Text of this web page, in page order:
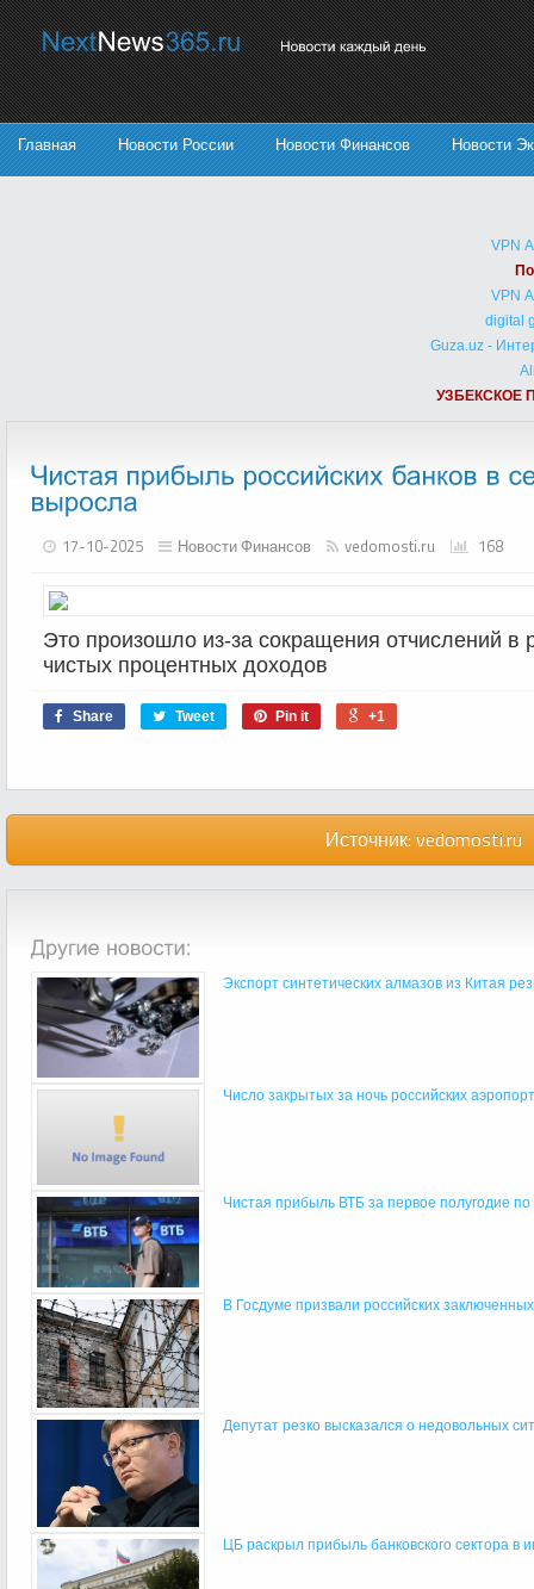
Главная Новости России Новости Финансов Новости
VPN
VPN
digital
Guza.uz -
УЗБЕКСКОЕ
17-10-2025 Новости Финансов vedomosti.ru 168
Это произошло из-за сокращения отчислений в
чистых процентных доходов
Share Tweet Pin it +1
Источник: vedomosti.ru
Экспорт синтетических алмазов из Китая
Число закрытых за ночь российских
Чистая прибыль ВТБ за первое полугодие
В Госдуме призвали российских заключенных
Депутат резко высказался о недовольных
ЦБ раскрыл прибыль банковского сектора в